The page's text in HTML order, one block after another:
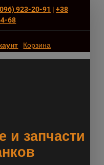
923-20-91 | +38
68
Корзина
и запчасти